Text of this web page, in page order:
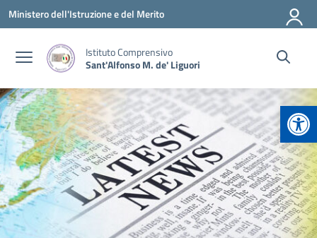
Vai ai contenuti
Vai al menu di navigazione
Vai al footer
Ministero dell'Istruzione e del Merito
Istituto Comprensivo
Sant'Alfonso M. de' Liguori